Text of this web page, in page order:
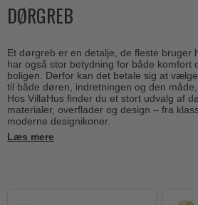
Arne Jacobsen dørgreb
Sorte dørgreb
Stål dørgreb
Træ dørgreb
Bakelit dørgreb
DØRHAMMER
Møbelgreb
Møbelknopper
Skålgreb
Skydedørsskål
BADEVÆRELSE
TILBEHØR
Rosetter
Langskilte
BRANDS
Arne Jacobsen dørgreb
DØRGREB
Et dørgreb er en detalje, de fleste bruger
har også stor betydning for både komfort
boligen. Derfor kan det betale sig at
til både døren, indretningen og den
Hos VillaHus finder du et stort udvalg af
materialer, overflader og design – fra
moderne designikoner.
Læs mere